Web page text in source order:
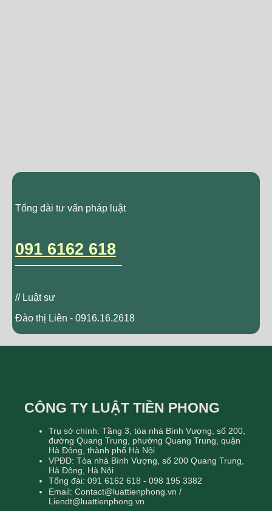
Tổng đài tư vấn pháp luật
091 6162 618
// Luật sư
Đào thị Liên - 0916.16.2618
CÔNG TY LUẬT TIỀN PHONG
Trụ sở chính: Tầng 3, tòa nhà Bình Vượng, số 200,
đường Quang Trung, phường Quang Trung, quận
Hà Đông, thành phố Hà Nội
VPĐD: Tòa nhà Bình Vượng, số 200 Quang Trung,
Hà Đông, Hà Nội
Tổng đài: 091 6162 618 - 098 195 3382
Email: Contact@luattienphong.vn /
Liendt@luattienphong.vn